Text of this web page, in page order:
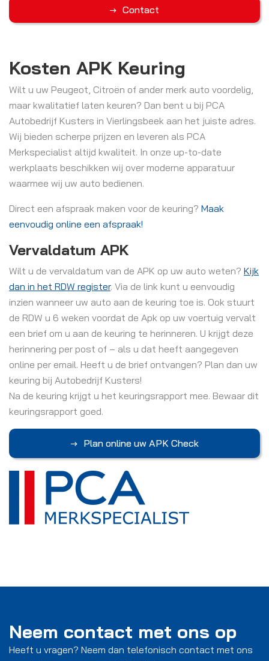
Contact
Kosten APK Keuring
Wilt u uw Peugeot, Citroën of ander merk auto voordelig,
maar kwalitatief laten keuren? Dan bent u bij PCA
Autobedrijf Kusters in Vierlingsbeek aan het juiste adres.
Wij bieden scherpe prijzen en leveren als PCA
Merkspecialist altijd kwaliteit. In onze up-to-date
werkplaats beschikken wij over moderne apparatuur
waarmee wij uw auto bedienen.
Direct een afspraak maken voor de keuring? Maak
eenvoudig online een afspraak!
Vervaldatum APK
Wilt u de vervaldatum van de APK op uw auto weten? Kijk
dan in het RDW register. Via de link kunt u eenvoudig
inzien wanneer uw auto aan de keuring toe is. Ook stuurt
de RDW u 6 weken voordat de Apk op uw voertuig vervalt
een brief om u aan de keuring te herinneren. U krijgt deze
herinnering per post of – als u dat heeft aangegeven
online per email. Heeft u de brief ontvangen? Plan dan uw
keuring bij Autobedrijf Kusters!
Na de keuring krijgt u het keuringsrapport mee. Bewaar dit
keuringsrapport goed.
Plan online uw APK Check
Neem contact met ons op
Heeft u vragen? Neem dan telefonisch contact met ons